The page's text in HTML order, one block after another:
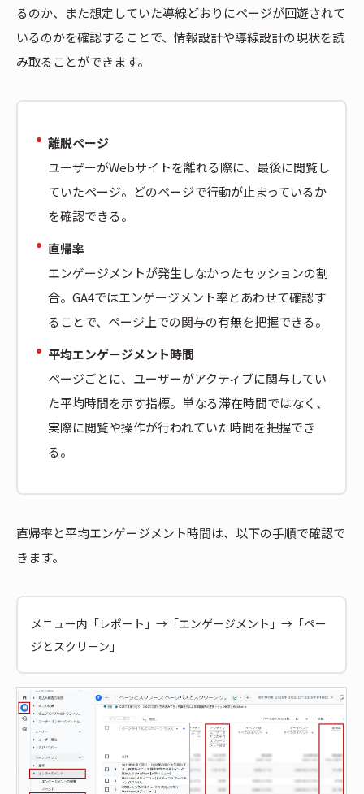
るのか、また想定していた導線どおりにページが回遊されて
いるのかを確認することで、情報設計や導線設計の現状を読
み取ることができます。
離脱ページ
ユーザーがWebサイトを離れる際に、最後に閲覧し
ていたページ。どのページで行動が止まっているか
を確認できる。
直帰率
エンゲージメントが発生しなかったセッションの割
合。GA4ではエンゲージメント率とあわせて確認す
ることで、ページ上での関与の有無を把握できる。
平均エンゲージメント時間
ページごとに、ユーザーがアクティブに関与してい
た平均時間を示す指標。単なる滞在時間ではなく、
実際に閲覧や操作が行われていた時間を把握でき
る。
直帰率と平均エンゲージメント時間は、以下の手順で確認で
きます。
メニュー内「レポート」→「エンゲージメント」→「ペー
ジとスクリーン」